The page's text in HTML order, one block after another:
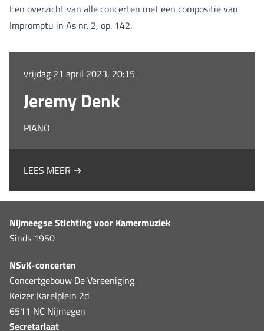
Een overzicht van alle concerten met een compositie van
Impromptu in As nr. 2, op. 142.
vrijdag 21 april 2023, 20:15
Jeremy Denk
PIANO
LEES MEER →
Nijmeegse Stichting voor Kamermuziek
Sinds 1950
NSvK-concerten
Concertgebouw De Vereeniging
Keizer Karelplein 2d
6511 NC Nijmegen
Secretariaat